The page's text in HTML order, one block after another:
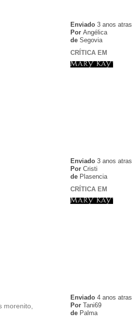
Enviado3 anos atras
Por Angélica
de Segovia
CRÍTICA EM
Enviado3 anos atras
Por Cristi
de Plasencia
CRÍTICA EM
Enviado4 anos atras
Por Tani69
de Palma